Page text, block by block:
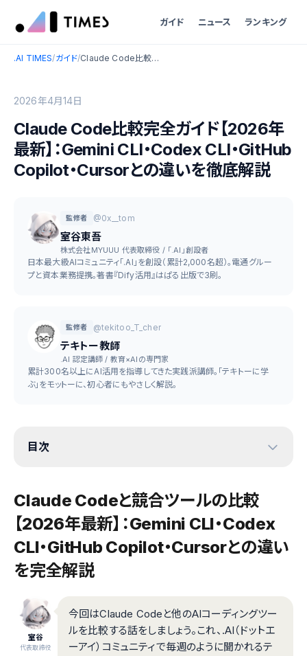
ガイド ニュース ランキング
.AI TIMES/ガイド/ Claude Code比較完全ガイド【2026年最新】：Gemini CLI・Codex CLI・GitHub Copilot・Cursorとの違いを徹底解説
2026年4月14日
Claude Code比較完全ガイド【2026年
最新】：Gemini CLI・Codex CLI・GitHub
Copilot・Cursorとの違いを徹底解説
監修者 @0x__tom
室谷東吾
株式会社MYUUU 代表取締役 / 「.AI」創設者
日本最大級AIコミュニティ「.AI」を創設（累計2,000名超）。電通グルー
プと資本業務提携。著書『Dify活用』はぱる出版で3刷。
監修者 @tekitoo_T_cher
テキトー教師
.AI 認定講師 / 教育×AIの専門家
累計300名以上にAI活用を指導してきた実践派講師。「テキトーに学
ぶ」をモットーに、初心者にもやさしく解説。
目次
Claude Codeと競合ツールの比較
【2026年最新】：Gemini CLI・Codex
CLI・GitHub Copilot・Cursorとの違い
を完全解説
室谷
代表取締役
今回はClaude Codeと他のAIコーディングツー
ルを比較する話をしましょう。これ、.AI（ドットエ
ーアイ）コミュニティで毎週のように聞かれるテ